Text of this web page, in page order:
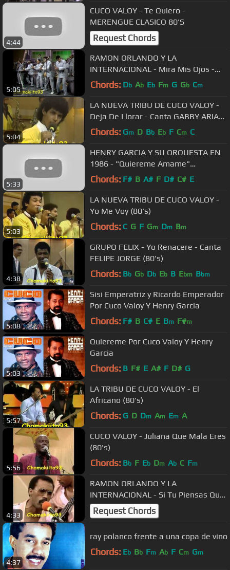
4:44
CUCO VALOY - Te Quiero -
MERENGUE CLASICO 80'S
Request Chords
5:05
RAMON ORLANDO Y LA
INTERNACIONAL - Mira Mis Ojos -
Canta FENIX ORTIZ (80's)
Chords: Db Ab Eb Fm G Gb Cm
5:04
LA NUEVA TRIBU DE CUCO VALOY -
Deja De Llorar - Canta GABBY ARIAS
(80's)
Chords: Gm D Bb Eb F Cm C
5:33
HENRY GARCIA Y SU ORQUESTA EN
1986 - "Quiereme Amame"
"Michaeren"
Chords: F# B A# F D# C# E
5:03
LA NUEVA TRIBU DE CUCO VALOY -
Yo Me Voy (80's)
Chords: C G F Gm Dm Bm
4:38
GRUPO FELIX - Yo Renacere - Canta
FELIPE JORGE (80's)
Chords: Bb Gb Db Eb B Ebm Bbm
5:08
Sisi Emperatriz y Ricardo Emperador
Por Cuco Valoy Y Henry Garcia
Chords: F# B C# E Bm F#m
5:03
Quiereme Por Cuco Valoy Y Henry
Garcia
Chords: B F# E A# F D# G
5:57
LA TRIBU DE CUCO VALOY - El
Africano (80's)
Chords: G D Dm Am Em A
5:56
CUCO VALOY - Juliana Que Mala Eres
(80's)
Chords: Bb F Eb Dm Ab C Fm
4:33
RAMON ORLANDO Y LA
INTERNACIONAL - Si Tu Piensas Que
No Te Amo (80's)
Request Chords
4:37
ray polanco frente a una copa de vino
Chords: Eb Bb Fm Ab F Cm Gm